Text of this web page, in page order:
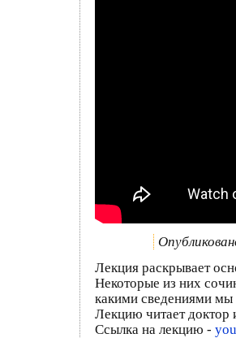
Лекция раскрывает
Некоторые из них
какими сведениями мы
Лекцию читает доктор
Ссылка на лекцию -